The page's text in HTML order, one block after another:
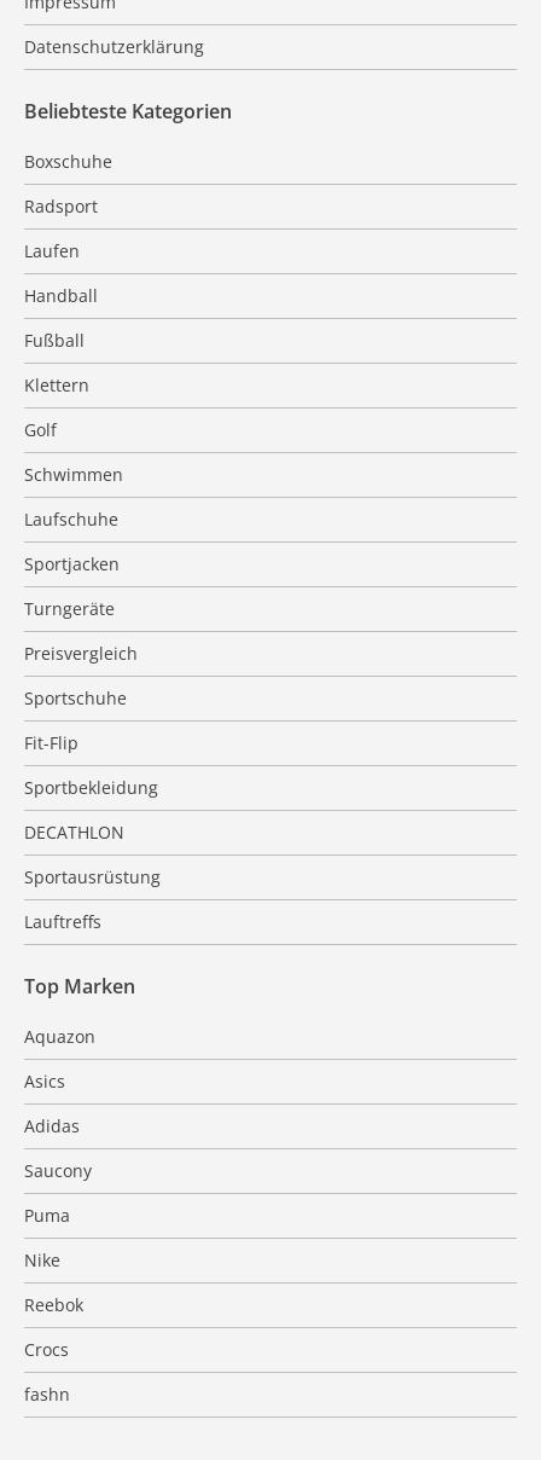
Datenschutzerklärung
Beliebteste Kategorien
Boxschuhe
Radsport
Laufen
Handball
Fußball
Klettern
Golf
Schwimmen
Laufschuhe
Sportjacken
Turngeräte
Preisvergleich
Sportschuhe
Fit-Flip
Sportbekleidung
DECATHLON
Sportausrüstung
Lauftreffs
Top Marken
Aquazon
Asics
Adidas
Saucony
Puma
Nike
Reebok
Crocs
fashn